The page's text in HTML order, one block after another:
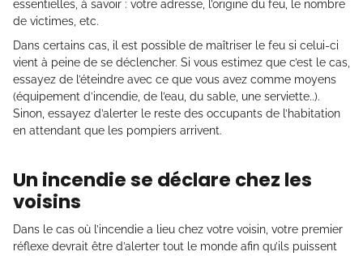
essentielles, à savoir : votre adresse, l’origine du feu, le nombre
de victimes, etc.
Dans certains cas, il est possible de maîtriser le feu si celui-ci
vient à peine de se déclencher. Si vous estimez que c’est le cas,
essayez de l’éteindre avec ce que vous avez comme moyens
(équipement d’incendie, de l’eau, du sable, une serviette..).
Sinon, essayez d’alerter le reste des occupants de l’habitation
en attendant que les pompiers arrivent.
Un incendie se déclare chez les
voisins
Dans le cas où l’incendie a lieu chez votre voisin, votre premier
réflexe devrait être d’alerter tout le monde afin qu’ils puissent